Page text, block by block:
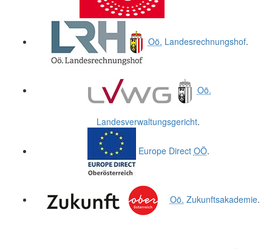
Oö. Landesrechnungshof.
Oö.
Landesverwaltungsgericht.
Europe Direct OÖ.
Oö. Zukunftsakademie.